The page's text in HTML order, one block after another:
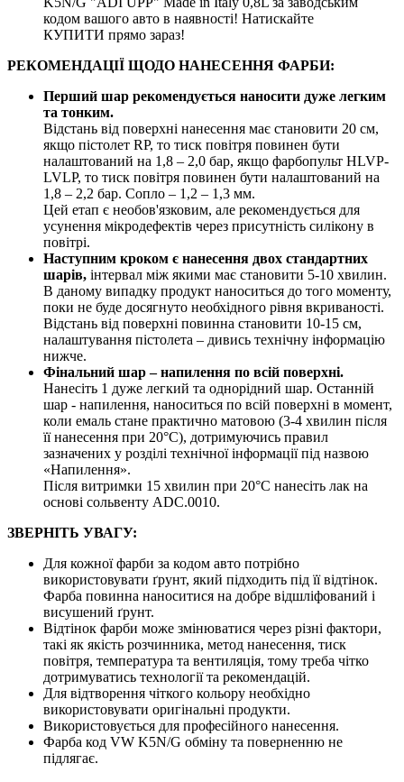
кодом вашого авто в наявності! Натискайте
КУПИТИ прямо зараз!
РЕКОМЕНДАЦІЇ ЩОДО НАНЕСЕННЯ ФАРБИ:
Перший шар рекомендується наносити дуже легким
та тонким.
Відстань від поверхні нанесення має становити 20 см,
якщо пістолет RP, то тиск повітря повинен бути
налаштований на 1,8 – 2,0 бар, якщо фарбопульт HLVP-
LVLP, то тиск повітря повинен бути налаштований на
1,8 – 2,2 бар. Сопло – 1,2 – 1,3 мм.
Цей етап є необов'язковим, але рекомендується для
усунення мікродефектів через присутність силікону в
повітрі.
Наступним кроком є нанесення двох стандартних
шарів, інтервал між якими має становити 5-10 хвилин.
В даному випадку продукт наноситься до того моменту,
поки не буде досягнуто необхідного рівня вкриваності.
Відстань від поверхні повинна становити 10-15 см,
налаштування пістолета – дивись технічну інформацію
нижче.
Фінальний шар – напилення по всій поверхні.
Нанесіть 1 дуже легкий та однорідний шар. Останній
шар - напилення, наноситься по всій поверхні в момент,
коли емаль стане практично матовою (3-4 хвилин після
її нанесення при 20°C), дотримуючись правил
зазначених у розділі технічної інформації під назвою
«Напилення».
Після витримки 15 хвилин при 20°C нанесіть лак на
основі сольвенту ADC.0010.
ЗВЕРНІТЬ УВАГУ:
Для кожної фарби за кодом авто потрібно
використовувати ґрунт, який підходить під її відтінок.
Фарба повинна наноситися на добре відшліфований і
висушений ґрунт.
Відтінок фарби може змінюватися через різні фактори,
такі як якість розчинника, метод нанесення, тиск
повітря, температура та вентиляція, тому треба чітко
дотримуватись технології та рекомендацій.
Для відтворення чіткого кольору необхідно
використовувати оригінальні продукти.
Використовується для професійного нанесення.
Фарба код VW K5N/G обміну та поверненню не
підлягає.